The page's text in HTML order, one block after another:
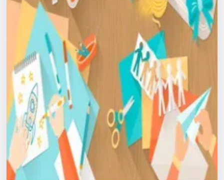
Города
Площадки
Артисты
Рейтинги